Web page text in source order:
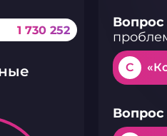
1 730 252 Вопрос
C
Вопрос